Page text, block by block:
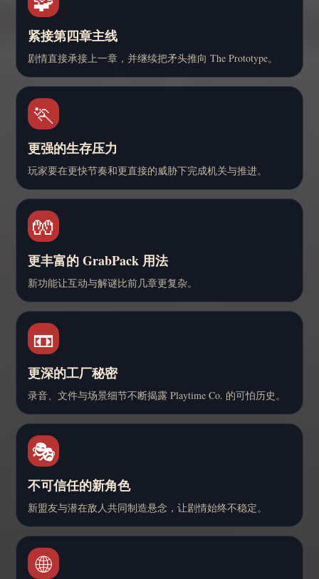
紧接第四章主线
剧情直接承接上一章，并继续把矛头推向 The Prototype。
🏃
更强的生存压力
玩家要在更快节奏和更直接的威胁下完成机关与推进。
🧤
更丰富的 GrabPack 用法
新功能让互动与解谜比前几章更复杂。
📼
更深的工厂秘密
录音、文件与场景细节不断揭露 Playtime Co. 的可怕历史。
🎭
不可信任的新角色
新盟友与潜在敌人共同制造悬念，让剧情始终不稳定。
🌐